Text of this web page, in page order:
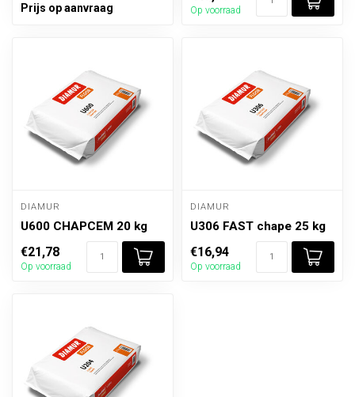
Prijs op aanvraag Op voorraad
DIAMUR
U600 CHAPCEM 20 kg
€21,78
Op voorraad
DIAMUR
U306 FAST chape 25 kg
€16,94
Op voorraad